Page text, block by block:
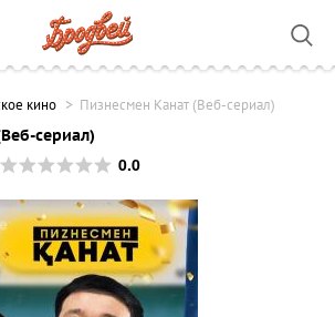
кино Пизнесмен Канат (Веб-сериал)
сериал)
0.0